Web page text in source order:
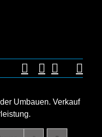
Umbauen. Verkauf